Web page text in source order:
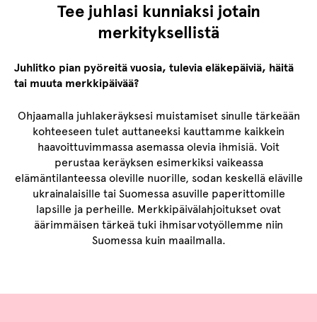
Tee juhlasi kunniaksi jotain
merkityksellistä
Juhlitko pian pyöreitä vuosia, tulevia eläkepäiviä, häitä
tai muuta merkkipäivää?
Ohjaamalla juhlakeräyksesi muistamiset sinulle tärkeään
kohteeseen tulet auttaneeksi kauttamme kaikkein
haavoittuvimmassa asemassa olevia ihmisiä. Voit
perustaa keräyksen esimerkiksi vaikeassa
elämäntilanteessa oleville nuorille, sodan keskellä eläville
ukrainalaisille tai Suomessa asuville paperittomille
lapsille ja perheille. Merkkipäivälahjoitukset ovat
äärimmäisen tärkeä tuki ihmisarvotyöllemme niin
Suomessa kuin maailmalla.